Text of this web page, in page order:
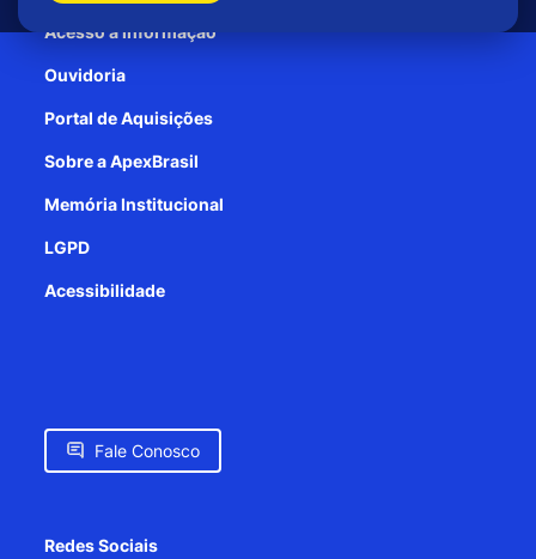
Acesso à informação
Ouvidoria
Portal de Aquisições
Sobre a ApexBrasil
Memória Institucional
LGPD
Acessibilidade
Fale Conosco
Redes Sociais